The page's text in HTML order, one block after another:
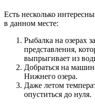
Есть несколько
в данном месте:
Рыбалка на озерах
представления,
выпрыгивает из
Добраться на
Нижнего озера.
Даже летом
опуститься до нуля.